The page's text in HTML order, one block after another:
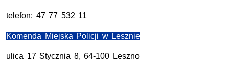
telefon: 47 77 532 11
Komenda Miejska Policji w Lesznie
ulica 17 Stycznia 8, 64-100 Leszno